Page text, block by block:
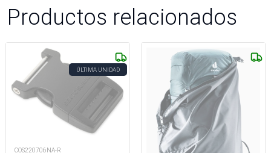
Productos relacionados
ÚLTIMA UNIDAD
COS220706NA-R